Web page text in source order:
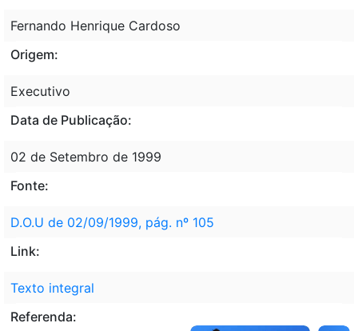
Fernando Henrique Cardoso
Origem:
Executivo
Data de Publicação:
02 de Setembro de 1999
Fonte:
D.O.U de 02/09/1999, pág. nº 105
Link:
Texto integral
Referenda: